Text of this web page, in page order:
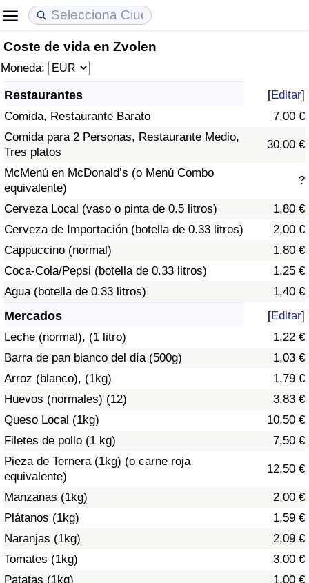
Coste de vida en Zvolen
Moneda:
Restaurantes [Editar]
Comida, Restaurante Barato
7,00 €
Comida para 2 Personas, Restaurante Medio,
Tres platos
30,00 €
McMenú en McDonald’s (o Menú Combo
equivalente)
?
Cerveza Local (vaso o pinta de 0.5 litros)
1,80 €
Cerveza de Importación (botella de 0.33 litros)
2,00 €
Cappuccino (normal)
1,80 €
Coca-Cola/Pepsi (botella de 0.33 litros)
1,25 €
Agua (botella de 0.33 litros)
1,40 €
Mercados [Editar]
Leche (normal), (1 litro)
1,22 €
Barra de pan blanco del día (500g)
1,03 €
Arroz (blanco), (1kg)
1,79 €
Huevos (normales) (12)
3,83 €
Queso Local (1kg)
10,50 €
Filetes de pollo (1 kg)
7,50 €
Pieza de Ternera (1kg) (o carne roja
equivalente)
12,50 €
Manzanas (1kg)
2,00 €
Plátanos (1kg)
1,59 €
Naranjas (1kg)
2,09 €
Tomates (1kg)
3,00 €
Patatas (1kg)
1,00 €
Coste de vida
Índice de Costo de Vida
Índice de costo de vida por país
en aqaba
Precios de las propiedades
Índice de Precios de Inmuebles
Índice de Precios de Inmuebles por País
Calidad de Vida
Índice de Calidad de Vida (Actual)
Índice de calidad de vida por país
Delincuencia
Calificación del Índice de Criminalidad
(Actual)
Índice de Criminalidad
Índice de criminalidad por país
Sanidad
Índice de Sanidad (Actual)
Índice de Sanidad
Índice de Sanidad por País
Contaminación
Índice de Contaminación (Actual)
Índice de contaminación